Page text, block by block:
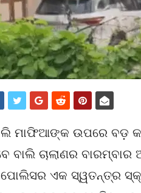
ମାଫିଆଙ୍କ ଉପରେ ବଡ଼
ବାଲି ଚାଲାଣର
ଏକ ସ୍ୱତନ୍ତ୍ର